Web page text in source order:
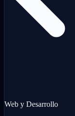
Web y Desarrollo